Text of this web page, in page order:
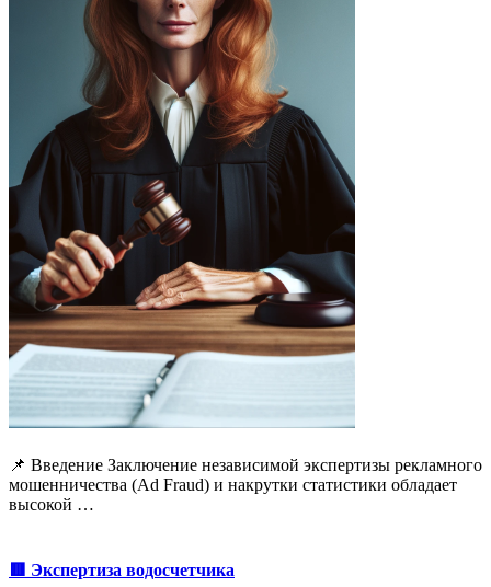
📌 Введение Заключение независимой экспертизы рекламного
мошенничества (Ad Fraud) и накрутки статистики обладает
высокой …
🟥 Экспертиза водосчетчика